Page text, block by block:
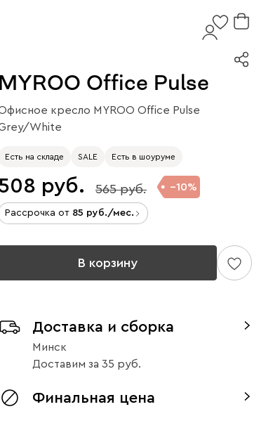
MYROO Office Pulse
кресло MYROO Office Pulse
White
Есть на складе SALE Есть в шоуруме
565 10
Рассрочка от 85 /мес.
В корзину
Доставка и сборка
Минск
Доставим за 35
Финальная цена